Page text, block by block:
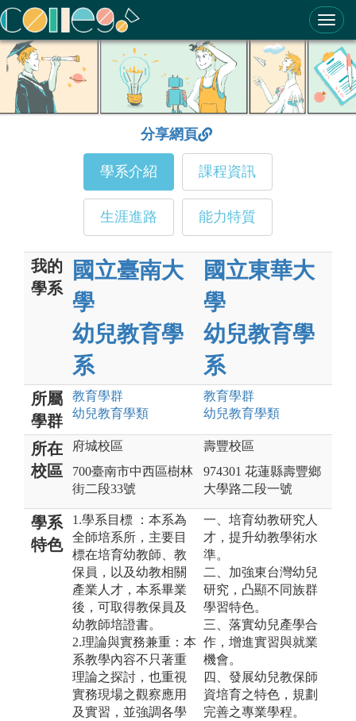
ColleGo! 大學選才與高中育才輔助系統
分享網頁
學系介紹 課程資訊
生涯進路 能力特質
我的
學系
國立臺南大
學
幼兒教育學
系
國立東華大
學
幼兒教育學
系
所屬
學群
教育學群
幼兒教育學類
教育學群
幼兒教育學類
所在
校區
府城校區
700臺南市中西區樹林
街二段33號
壽豐校區
974301 花蓮縣壽豐鄉
大學路二段一號
學系
特色
1.學系目標 ：本系為
全師培系所，主要目
標在培育幼教師、教
保員，以及幼教相關
產業人才，本系畢業
後，可取得教保員及
幼教師培證書。
2.理論與實務兼重：本
系教學內容不只著重
理論之探討，也重視
實務現場之觀察應用
及實習，並強調各學
一、培育幼教研究人
才，提升幼教學術水
準。
二、加強東台灣幼兒
研究，凸顯不同族群
學習特色。
三、落實幼兒產學合
作，增進實習與就業
機會。
四、發展幼兒教保師
資培育之特色，規劃
完善之專業學程。